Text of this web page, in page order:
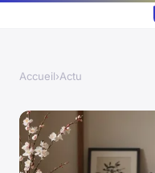
Accueil›Actu